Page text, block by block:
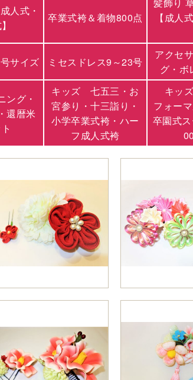
人式・
卒業式袴＆着物800点
【成人
サイズ ミセスドレス9～23号
アクセ
グ・ボ
ング・
還暦米
キッズ 七五三・お
宮参り・十三詣り・
小学卒業式袴・ハー
フ成人式袴
キッ
フォー
卒園式